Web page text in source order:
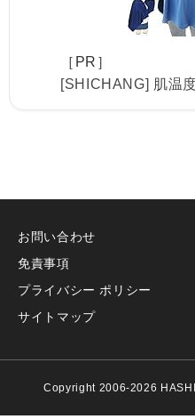
［PR］
[SHICHANG] 肌温
お問い合わせ
免責事項
プライバシー ポリシー
サイトマップ
Copyright 2006-2026